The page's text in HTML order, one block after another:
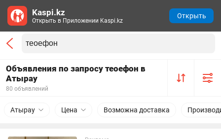
Объявления по запросу теоефон в
Атырау
80 объявлений
Атырау Цена Возможна доставка
Kaspi.kz
Открыть в Приложении Kaspi.kz
Открыть